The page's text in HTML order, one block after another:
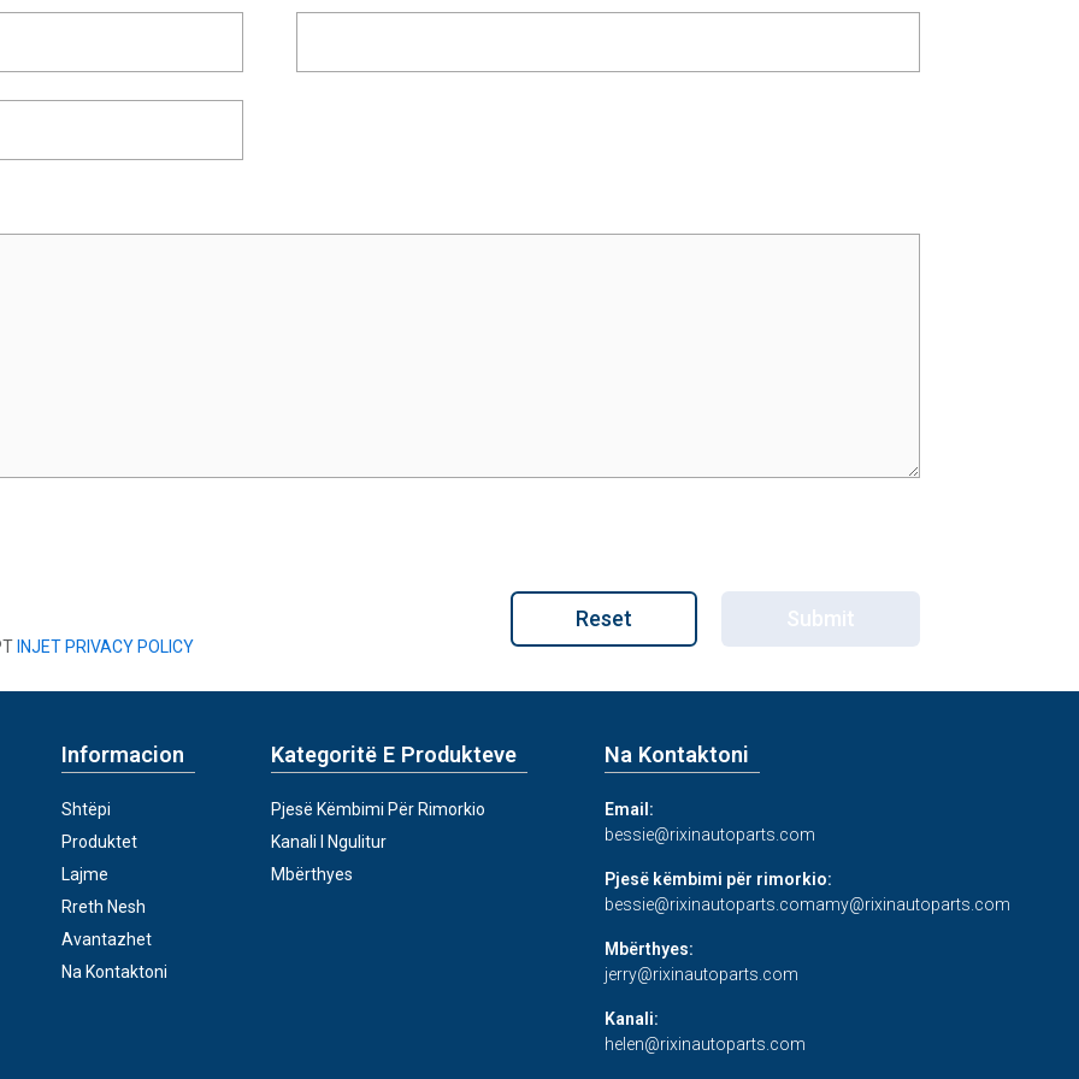
INJET PRIVACY POLICY
Reset Submit
Informacion
Shtëpi
Produktet
Lajme
Rreth Nesh
Avantazhet
Na Kontaktoni
Kategoritë E Produkteve
Pjesë Këmbimi Për Rimorkio
Kanali I Ngulitur
Mbërthyes
Na Kontaktoni
Email:
bessie@rixinautoparts.com
Pjesë këmbimi për rimorkio:
bessie@rixinautoparts.comamy@rixinautoparts.com
Mbërthyes:
jerry@rixinautoparts.com
Kanali:
helen@rixinautoparts.com